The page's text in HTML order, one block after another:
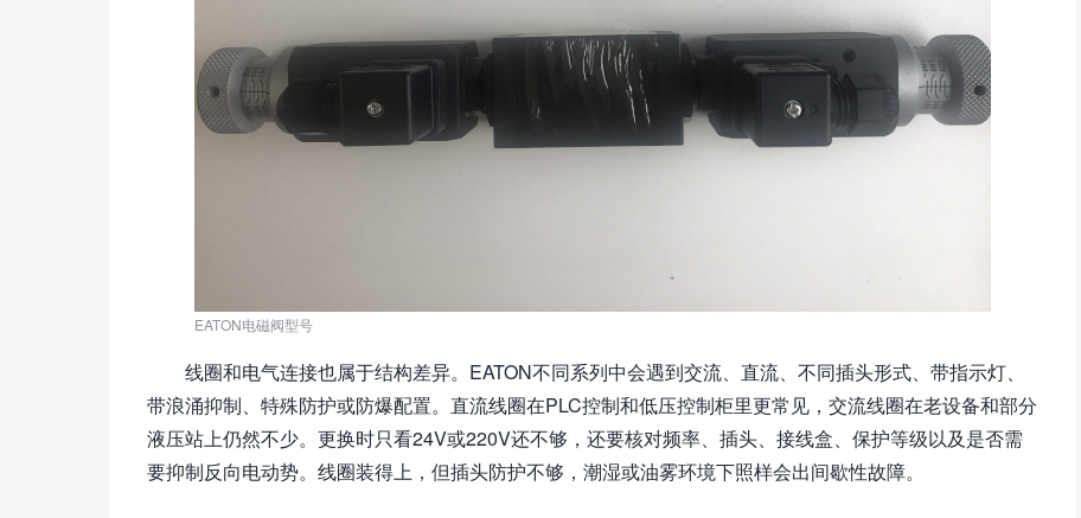
EATON电磁阀型号
线圈和电气连接也属于结构差异。EATON不同系列中会遇到交流、直流、不同插头形式、带指示灯、
带浪涌抑制、特殊防护或防爆配置。直流线圈在PLC控制和低压控制柜里更常见，交流线圈在老设备和部分
液压站上仍然不少。更换时只看24V或220V还不够，还要核对频率、插头、接线盒、保护等级以及是否需
要抑制反向电动势。线圈装得上，但插头防护不够，潮湿或油雾环境下照样会出间歇性故障。